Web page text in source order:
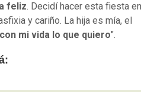
feliz. Decidí hacer esta fiesta en
y cariño. La hija es mía, el
mi vida lo que quiero".